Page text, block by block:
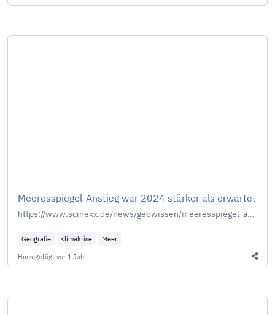
Meeresspiegel-Anstieg war 2024 stärker als erwartet
https://www.scinexx.de/news/geowissen/meeresspiegel-anstieg-war-2024-staerker-als-erwartet/
Geografie Klimakrise
Meer
Hinzugefügt vor 1 Jahr